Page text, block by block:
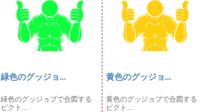
緑色のグッジョ...
緑色のグッジョブで合図する
ピクト...
黄色のグッジョ...
黄色のグッジョブで合図する
ピクト...